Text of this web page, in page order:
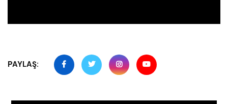
PAYLAŞ: